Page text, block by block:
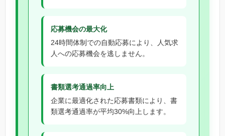
応募機会の最大化
24時間体制での自動応募により、人気求
人への応募機会を逃しません。
書類選考通過率向上
企業に最適化された応募書類により、書
類選考通過率が平均30%向上します。